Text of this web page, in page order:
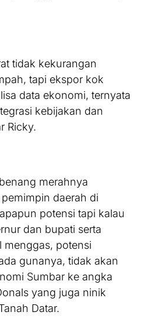
tidak kekurangan
tapi ekspor kok
data ekonomi, ternyata
kebijakan dan
Ricky.
merahnya
daerah di
potensi tapi kalau
dan bupati serta
potensi
gunanya, tidak akan
Sumbar ke angka
yang juga ninik
Datar.